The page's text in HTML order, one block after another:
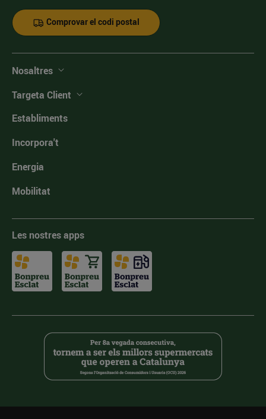
Comprovar el codi postal
Nosaltres
Targeta Client
Establiments
Incorpora't
Energia
Mobilitat
Les nostres apps